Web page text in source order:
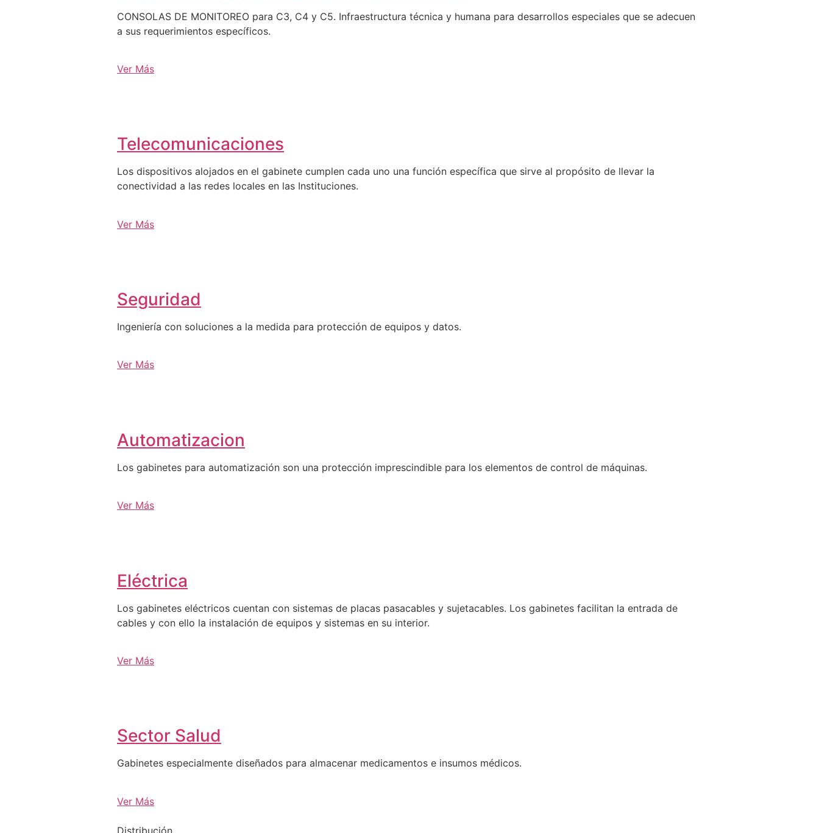
CONSOLAS DE MONITOREO para C3, C4 y C5. Infraestructura técnica y humana para desarrollos especiales que se adecuen
a sus requerimientos específicos.
Ver Más
Telecomunicaciones
Los dispositivos alojados en el gabinete cumplen cada uno una función específica que sirve al propósito de llevar la
conectividad a las redes locales en las Instituciones.
Ver Más
Seguridad
Ingeniería con soluciones a la medida para protección de equipos y datos.
Ver Más
Automatizacion
Los gabinetes para automatización son una protección imprescindible para los elementos de control de máquinas.
Ver Más
Eléctrica
Los gabinetes eléctricos cuentan con sistemas de placas pasacables y sujetacables. Los gabinetes facilitan la entrada de
cables y con ello la instalación de equipos y sistemas en su interior.
Ver Más
Sector Salud
Gabinetes especialmente diseñados para almacenar medicamentos e insumos médicos.
Ver Más
Distribución